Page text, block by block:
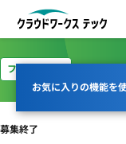
お気に入りの機能を
フルリモート
募集終了